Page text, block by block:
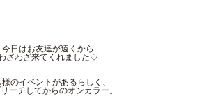
今日はお友達が遠くから
ざわざ来てくれました♡
のイベントがあるらしく、
ーチしてからのオンカラー。